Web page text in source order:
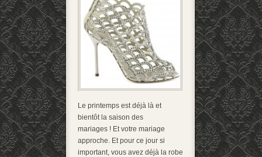
Le printemps est déjà là et
bientôt la saison des
mariages ! Et votre mariage
approche. Et pour ce jour si
important, vous avez déjà la robe